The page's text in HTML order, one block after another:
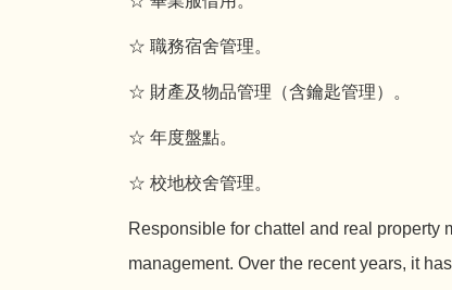
☆ 職務宿舍管理。
☆ 財產及物品管理（含鑰匙管理）。
☆ 年度盤點。
☆ 校地校舍管理。
Responsible for chattel and real property
management. Over the recent years, it